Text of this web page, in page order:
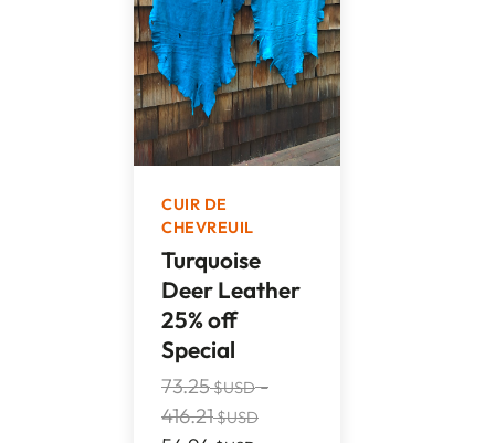
CUIR DE
CHEVREUIL
Turquoise
Deer Leather
25% off
Special
73.25$USD-
416.21$USD